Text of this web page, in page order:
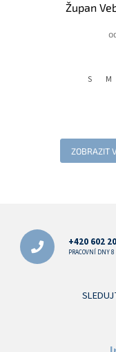
Župan
S M
ZOBRAZIT
+420 602
PRACOVNÍ DNY